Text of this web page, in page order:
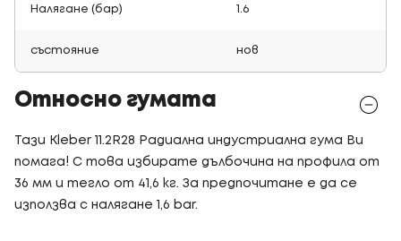
Налягане (бар) 1.6
състояние нов
Относно гумата
Тази Kleber 11.2R28 Радиална индустриална гума Ви
помага! С това избирате дълбочина на профила от
36 мм и тегло от 41,6 кг. За предпочитане е да се
използва с налягане 1,6 bar.